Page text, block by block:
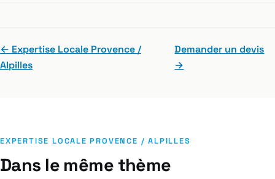
← Expertise Locale Provence /
Alpilles
Demander un devis
→
EXPERTISE LOCALE PROVENCE / ALPILLES
Dans le même thème